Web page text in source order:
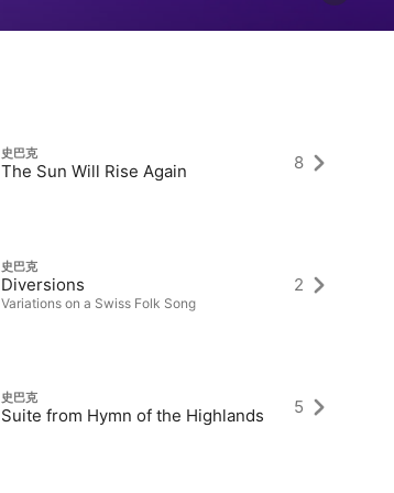
史巴克
The Sun Will Rise Again 8
史巴克
Diversions
Variations on a Swiss Folk Song
2
史巴克
Suite from Hymn of the Highlands 5